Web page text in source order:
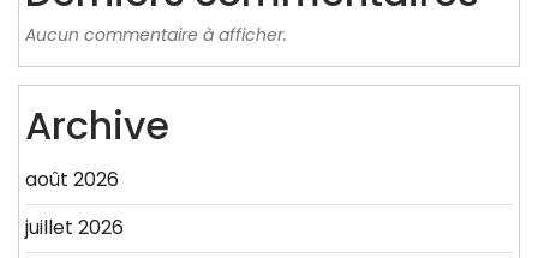
Aucun commentaire à afficher.
Archive
août 2026
juillet 2026